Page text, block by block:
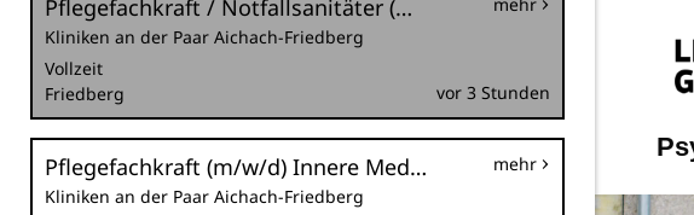
Pflegefachkraft / Notfallsanitäter (m/w/d) Notaufnahme
Kliniken an der Paar Aichach-Friedberg
Vollzeit
Friedberg
vor 3 Stunden
Pflegefachkraft (m/w/d) Innere Medizin
Kliniken an der Paar Aichach-Friedberg
mehr